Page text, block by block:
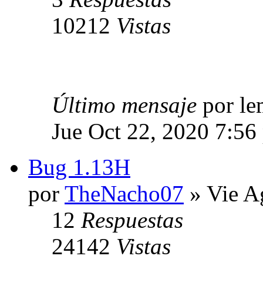
10212 Vistas
Último mensaje por
Jue Oct 22, 2020 7:56
Bug 1.13H
por TheNacho07 » Vie
12 Respuestas
24142 Vistas